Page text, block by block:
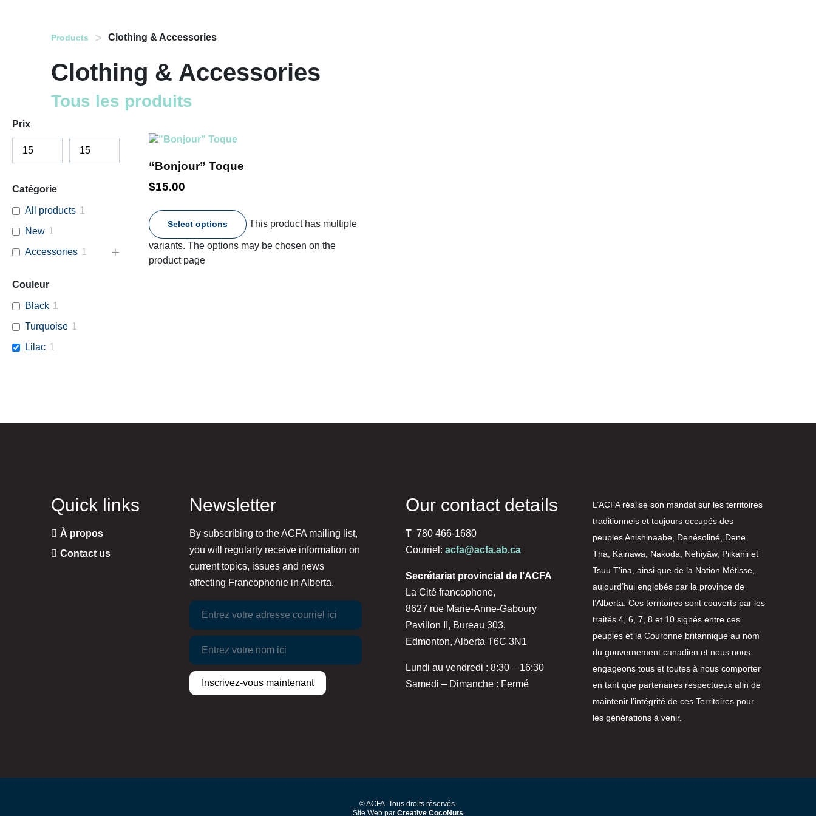
Products > Clothing & Accessories
Clothing & Accessories
Tous les produits
Prix
Catégorie
All products 1
New 1
Accessories 1
Couleur
Black 1
Turquoise 1
Lilac 1
“Bonjour” Toque
$15.00
Select options This product has multiple
variants. The options may be chosen on the
product page
Quick links
À propos
Contact us
Newsletter
By subscribing to the ACFA mailing list,
you will regularly receive information on
current topics, issues and news
affecting Francophonie in Alberta.
Our contact details
T 780 466-1680
Courriel: acfa@acfa.ab.ca
Secrétariat provincial de l’ACFA
La Cité francophone,
8627 rue Marie-Anne-Gaboury
Pavillon II, Bureau 303,
Edmonton, Alberta T6C 3N1
Lundi au vendredi : 8:30 – 16:30
Samedi – Dimanche : Fermé
L’ACFA réalise son mandat sur les territoires
traditionnels et toujours occupés des
peuples Anishinaabe, Denésoliné, Dene
Tha, Káinawa, Nakoda, Nehiyāw, Piikanii et
Tsuu T’ina, ainsi que de la Nation Métisse,
aujourd’hui englobés par la province de
l’Alberta. Ces territoires sont couverts par les
traités 4, 6, 7, 8 et 10 signés entre ces
peuples et la Couronne britannique au nom
du gouvernement canadien et nous nous
engageons tous et toutes à nous comporter
en tant que partenaires respectueux afin de
maintenir l’intégrité de ces Territoires pour
les générations à venir.
© ACFA. Tous droits réservés.
Site Web par Creative CocoNuts